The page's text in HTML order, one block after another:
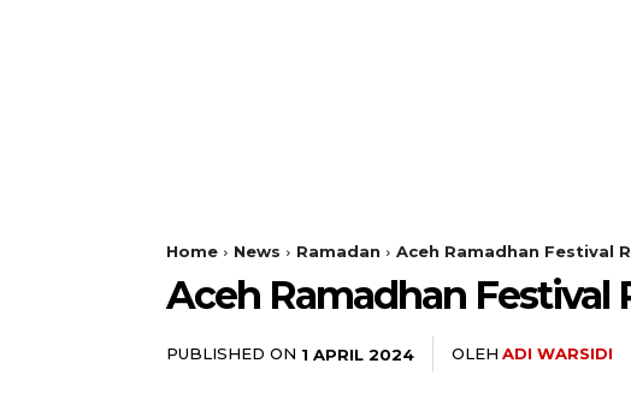
Home News Ramadan Aceh Ramadhan Festival
Aceh Ramadhan Festival
PUBLISHED ON 1 APRIL 2024 OLEH ADI WARSIDI